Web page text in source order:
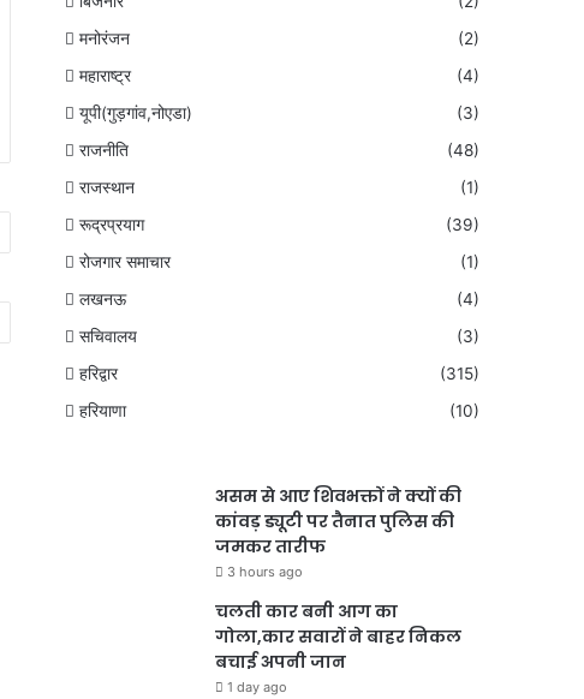
मनोरंजन
(2)
महाराष्ट्र
(4)
यूपी(गुड़गांव,नोएडा)
(3)
राजनीति
(48)
राजस्थान
(1)
रूद्रप्रयाग
(39)
रोजगार समाचार
(1)
लखनऊ
(4)
सचिवालय
(3)
हरिद्वार
(315)
हरियाणा
(10)
असम से आए शिवभक्तों ने क्यों की
कांवड़ ड्यूटी पर तैनात पुलिस की
जमकर तारीफ
3 hours ago
चलती कार बनी आग का
गोला,कार सवारों ने बाहर निकल
बचाई अपनी जान
1 day ago